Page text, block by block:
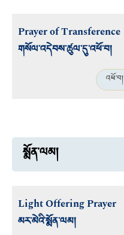
Prayer of Transference
གསོལ་འདེབས་ཚུལ་དུ་འཕོ་བ།
འཕོ་བ།
སྨོན་ལམ།
Light Offering Prayer
མར་མེའི་སྨོན་ལམ།